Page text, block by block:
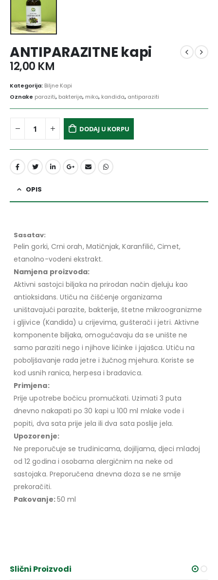
ANTIPARAZITNE kapi
12,00 KM
Kategorija: Biljne Kapi
Oznake paraziti, bakterije, miko, kandida, antiparaziti
DODAJ U KORPU
OPIS
Sasatav:
Pelin gorki, Crni orah, Matičnjak, Karanfilić, Cimet,
etanolno-vodeni ekstrakt.
Namjena proizvoda:
Aktivni sastojci biljaka na prirodan način djeluju kao
antioksidans. Utiču na čišćenje organizama
uništavajući parazite, bakterije, štetne mikroogranizme
i gljivice (Kandida) u crijevima, gušterači i jetri. Aktivne
komponente biljaka, omogućavaju da se unište ne
samo paraziti nego i njihove ličinke i jajašca. Utiču na
poboljšavanje rada jetre i žučnog mjehura. Koriste se
kod usnih ranica, herpesa i bradavica.
Primjena:
Prije upotrebe bočicu promućkati. Uzimati 3 puta
dnevno nakapati po 30 kapi u 100 ml mlake vode i
popiti, dva sata prije jela ili dva sata poslije jela.
Upozorenje:
Ne preporučuje se trudinicama, dojiljama, djeci mlađoj
od 12 godina i osobama alergičnim na neke od
sastojaka. Preporučena dnevna doza se ne smije
prekoračiti.
Pakovanje:50 ml
Slični Proizvodi